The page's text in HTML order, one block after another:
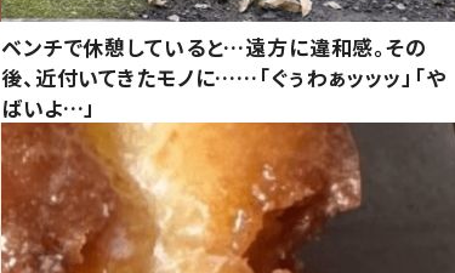
ベンチで休憩していると…遠方に違和感。その
後、近付いてきたモノに……「ぐぅわぁッッッ」「や
ばいよ…」